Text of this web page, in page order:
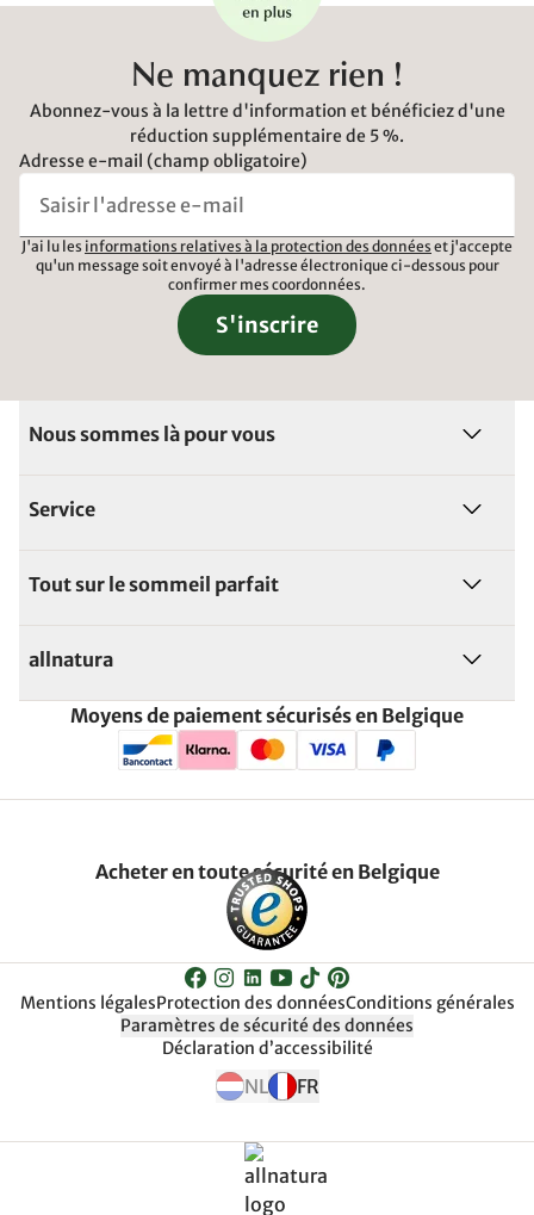
Ne manquez rien !
Abonnez-vous à la lettre d'information et bénéficiez d'une
réduction supplémentaire de 5 %.
Adresse e-mail (champ obligatoire)
J'ai lu les informations relatives à la protection des données et j'accepte
qu'un message soit envoyé à l'adresse électronique ci-dessous pour
confirmer mes coordonnées.
S'inscrire
Nous sommes là pour vous
Service
Tout sur le sommeil parfait
allnatura
Moyens de paiement sécurisés en Belgique
Acheter en toute sécurité en Belgique
Mentions légalesProtection des donnéesConditions générales
Paramètres de sécurité des données
Déclaration d’accessibilité
NL FR